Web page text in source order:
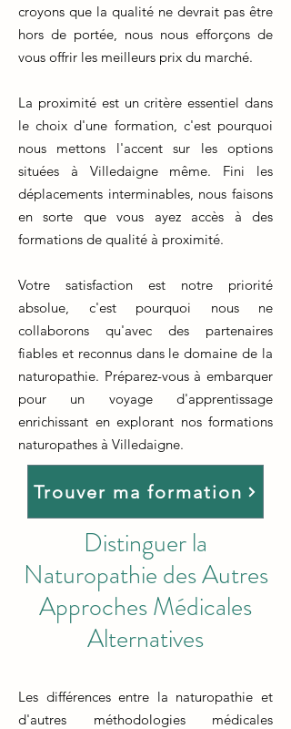
croyons que la qualité ne devrait pas être
hors de portée, nous nous efforçons de
vous offrir les meilleurs prix du marché.
La proximité est un critère essentiel dans
le choix d'une formation, c'est pourquoi
nous mettons l'accent sur les options
situées à Villedaigne même. Fini les
déplacements interminables, nous faisons
en sorte que vous ayez accès à des
formations de qualité à proximité.
Votre satisfaction est notre priorité
absolue, c'est pourquoi nous ne
collaborons qu'avec des partenaires
fiables et reconnus dans le domaine de la
naturopathie. Préparez-vous à embarquer
pour un voyage d'apprentissage
enrichissant en explorant nos formations
naturopathes à Villedaigne.
Trouver ma formation
Distinguer la
Naturopathie des Autres
Approches Médicales
Alternatives
Les différences entre la naturopathie et
d'autres méthodologies médicales